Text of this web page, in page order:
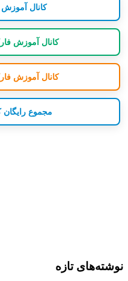
کانال
کانال آموزش
کانال آموزش
مجموع رایگان
نوشته‌های تازه